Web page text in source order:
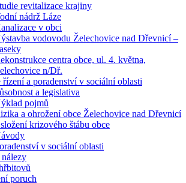
revitalizace krajiny
nádrž Láze
v obci
vodovodu Želechovice nad Dřevnicí –
centra obce, ul. 4. května,
n/Dř.
a poradenství v sociální oblasti
a legislativa
pojmů
a ohrožení obce Želechovice nad Dřevnicí
krizového štábu obce
v sociální oblasti
poruch